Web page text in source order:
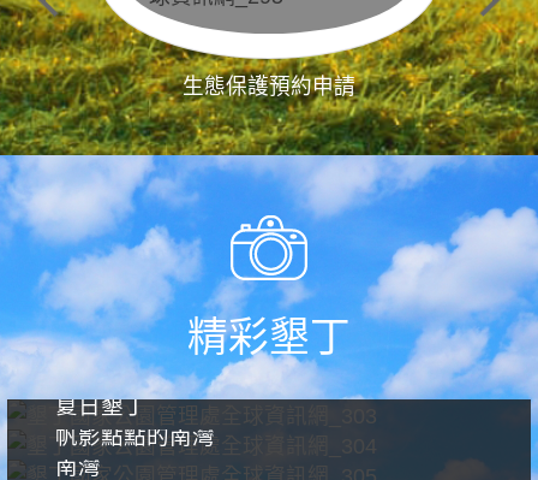
生態保護預約申請
精彩墾丁
夏日墾丁
帆影點點的南灣
南灣